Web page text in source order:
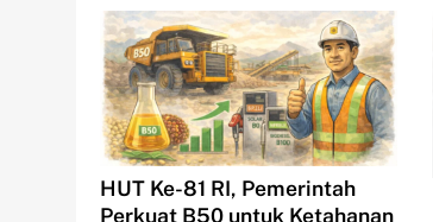
HUT Ke-81 RI, Pemerintah
Perkuat B50 untuk Ketahanan